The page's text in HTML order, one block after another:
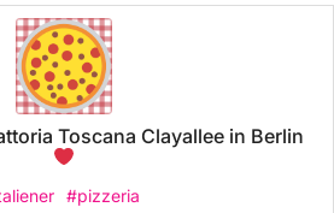
Toscana Clayallee in Berlin
#pizzeria